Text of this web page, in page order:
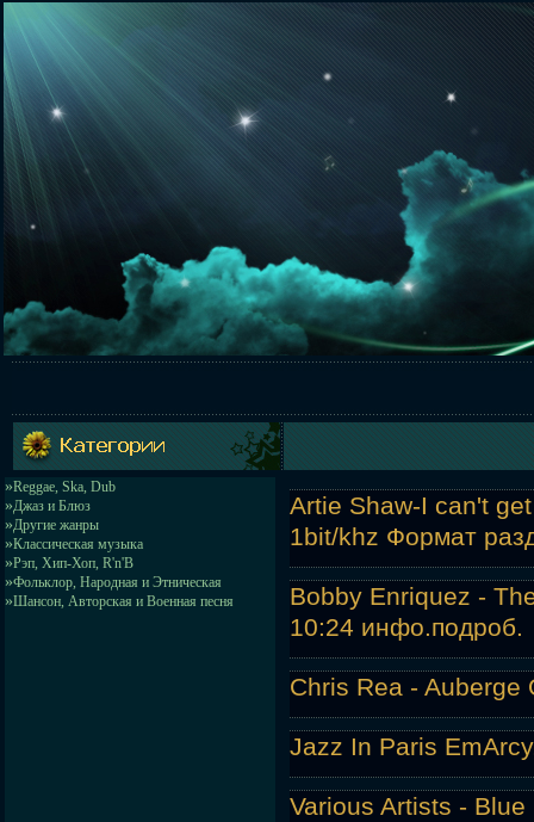
»Reggae, Ska, Dub
»Джаз и Блюз
»Другие жанры
»Классическая музыка
»Рэп, Хип-Хоп, R'n'B
»Фольклор, Народная и Этническая
»Шансон, Авторская и Военная песня
Artie Shaw-I can't
1bit/khz Формат
Bobby Enriquez -
10:24 инфо.подроб.
Chris Rea -
Jazz In Paris
Various Artists -